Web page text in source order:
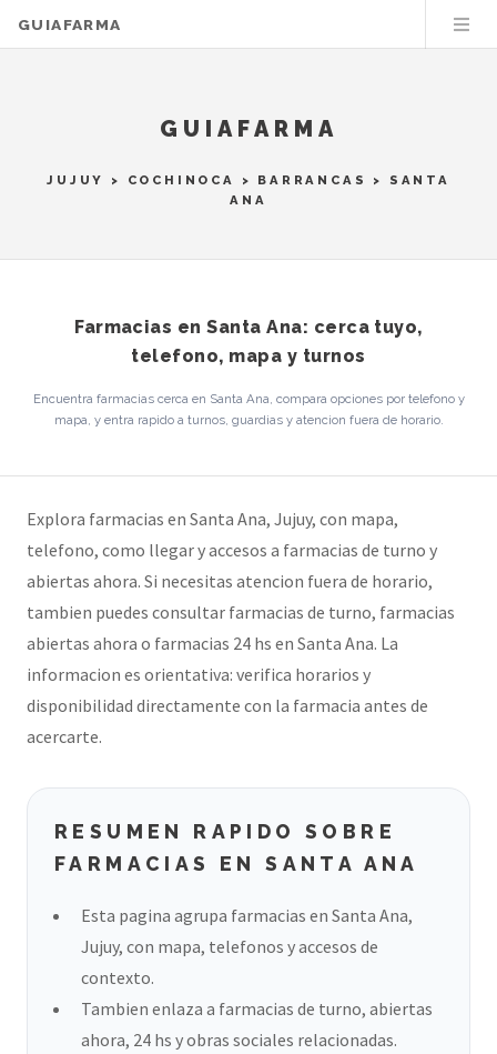
GUIAFARMA
GUIAFARMA
JUJUY > COCHINOCA > BARRANCAS
> SANTA
ANA
Farmacias en Santa Ana: cerca tuyo,
telefono, mapa y turnos
Encuentra farmacias cerca en Santa Ana, compara opciones por telefono y
mapa, y entra rapido a turnos, guardias y atencion fuera de horario.
Explora farmacias en Santa Ana, Jujuy, con mapa,
telefono, como llegar y accesos a farmacias de turno y
abiertas ahora. Si necesitas atencion fuera de horario,
tambien puedes consultar farmacias de turno, farmacias
abiertas ahora o farmacias 24 hs en Santa Ana. La
informacion es orientativa: verifica horarios y
disponibilidad directamente con la farmacia antes de
acercarte.
RESUMEN RAPIDO SOBRE
FARMACIAS EN SANTA ANA
Esta pagina agrupa farmacias en Santa Ana,
Jujuy, con mapa, telefonos y accesos de
contexto.
Tambien enlaza a farmacias de turno, abiertas
ahora, 24 hs y obras sociales relacionadas.